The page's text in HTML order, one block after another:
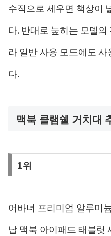
수직으로 세우면 책상이
다. 반대로 눞히는 모델
라 일반 사용 모드에도
다.
맥북 클램쉘 거치대
1위
어바너 프리미엄 알루미
납 맥북 아이패드 태블릿